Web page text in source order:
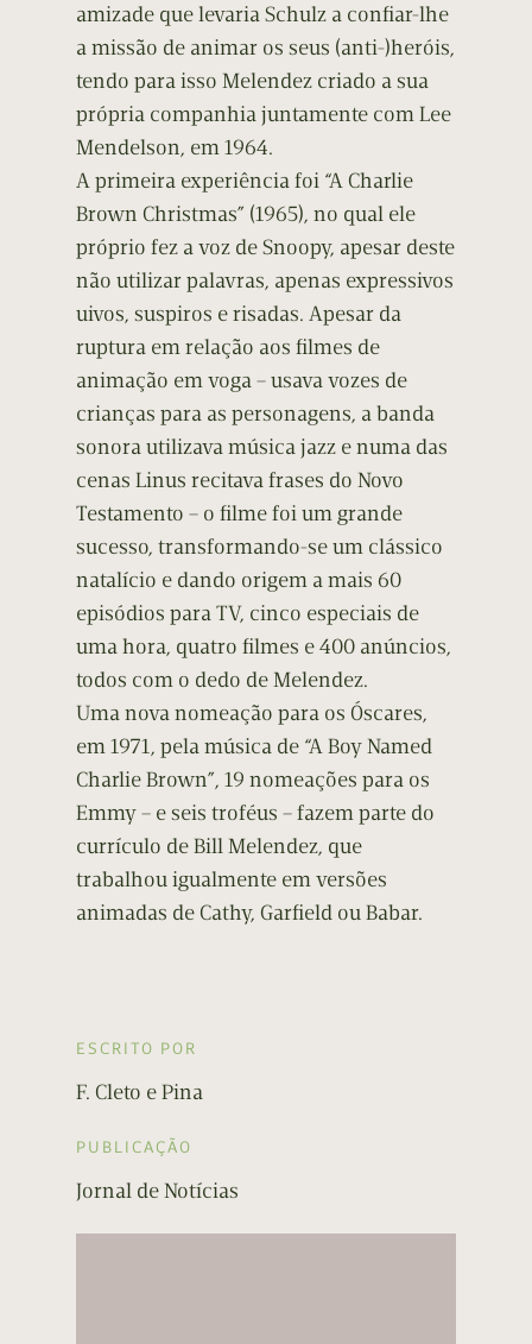
amizade que levaria Schulz a confiar-lhe
a missão de animar os seus (anti-)heróis,
tendo para isso Melendez criado a sua
própria companhia juntamente com Lee
Mendelson, em 1964.
A primeira experiência foi “A Charlie
Brown Christmas” (1965), no qual ele
próprio fez a voz de Snoopy, apesar deste
não utilizar palavras, apenas expressivos
uivos, suspiros e risadas. Apesar da
ruptura em relação aos filmes de
animação em voga – usava vozes de
crianças para as personagens, a banda
sonora utilizava música jazz e numa das
cenas Linus recitava frases do Novo
Testamento – o filme foi um grande
sucesso, transformando-se um clássico
natalício e dando origem a mais 60
episódios para TV, cinco especiais de
uma hora, quatro filmes e 400 anúncios,
todos com o dedo de Melendez.
Uma nova nomeação para os Óscares,
em 1971, pela música de “A Boy Named
Charlie Brown”, 19 nomeações para os
Emmy – e seis troféus – fazem parte do
currículo de Bill Melendez, que
trabalhou igualmente em versões
animadas de Cathy, Garfield ou Babar.
ESCRITO POR
F. Cleto e Pina
PUBLICAÇÃO
Jornal de Notícias